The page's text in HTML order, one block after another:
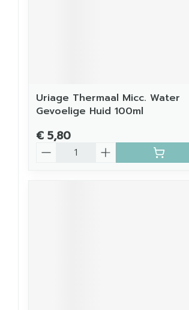
Uriage Thermaal Micc. Water
Gevoelige Huid 100ml
€ 5,80